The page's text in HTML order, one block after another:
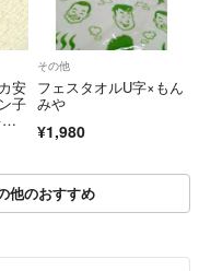
安
子
その他
フェスタオルU字×もん
みや
¥1,980
他のおすすめ